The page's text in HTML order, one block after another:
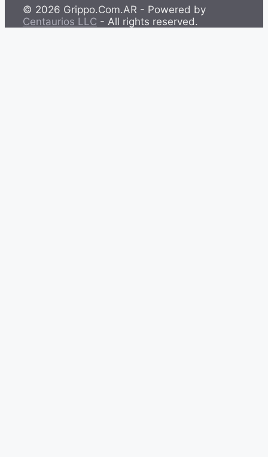
© 2026 Grippo.Com.AR - Powered by
Centaurios LLC - All rights reserved.